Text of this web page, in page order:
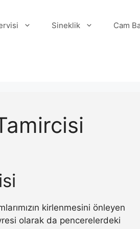
Sineklik Cam
kirlenmesini önleyen
olarak da pencerelerdeki